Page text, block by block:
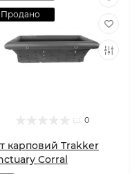
Продано
0
карповий Trakker
Corral